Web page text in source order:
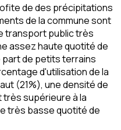
de des précipitations
de la commune sont
transport public très
assez haute quotité de
part de petits terrains
d'utilisation de la
(21%), une densité de
supérieure à la
très basse quotité de